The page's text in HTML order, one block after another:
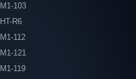
M1-103
HT-R6
M1-112
M1-121
M1-119